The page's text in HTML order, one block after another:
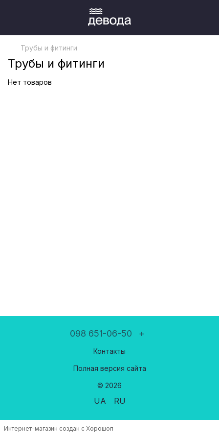
Трубы и фитинги
Трубы и фитинги
Нет товаров
098 651-06-50 +
Контакты
Полная версия сайта
© 2026
UA RU
Интернет-магазин создан с Хорошоп